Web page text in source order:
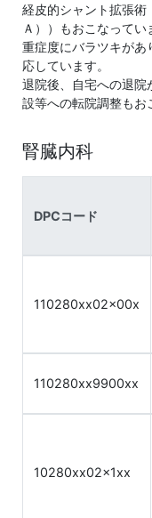
経皮的シャント拡張術
Ａ））もおこなってい
重症度にバラツキがあ
応しています。
退院後、自宅への退院
設等への転院調整もお
腎臓内科
DPCコード
110280xx02x00x
110280xx9900xx
10280xx02x1xx